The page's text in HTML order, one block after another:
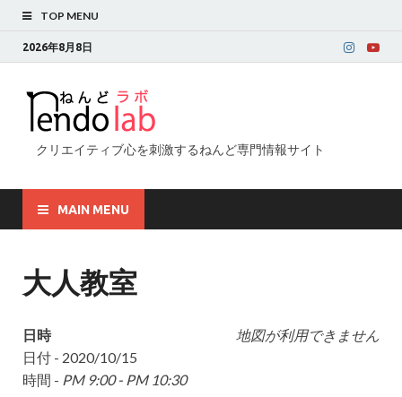
TOP MENU
2026年8月8日
クリエイティブ心を刺激するねんど専門情報サイト
MAIN MENU
大人教室
地図が利用できません
日時
日付 - 2020/10/15
時間 - PM 9:00 - PM 10:30